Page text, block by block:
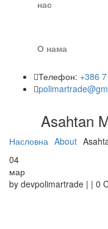
нас
О нама
Телефон: +386
Asahtan
Насловна About
04
мар
by devpolimartrade | | 0